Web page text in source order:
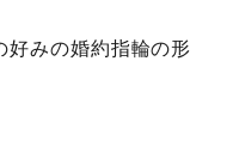
好みの婚約指輪の形